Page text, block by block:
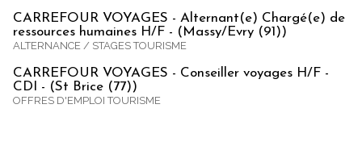
CARREFOUR VOYAGES - Alternant(e) Chargé(e) de
ressources humaines H/F - (Massy/Evry (91))
ALTERNANCE / STAGES TOURISME
CARREFOUR VOYAGES - Conseiller voyages H/F -
CDI - (St Brice (77))
OFFRES D'EMPLOI TOURISME